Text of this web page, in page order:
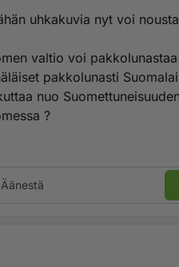
uhkakuvia nyt voi
valtio voi
pakkolunasti
nuo
?
Äänestä